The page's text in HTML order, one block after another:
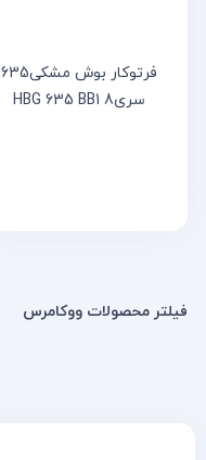
فرتوکار بوش مشکی635
سریHBG 635 BB1 8
فیلتر محصولات ووکامرس